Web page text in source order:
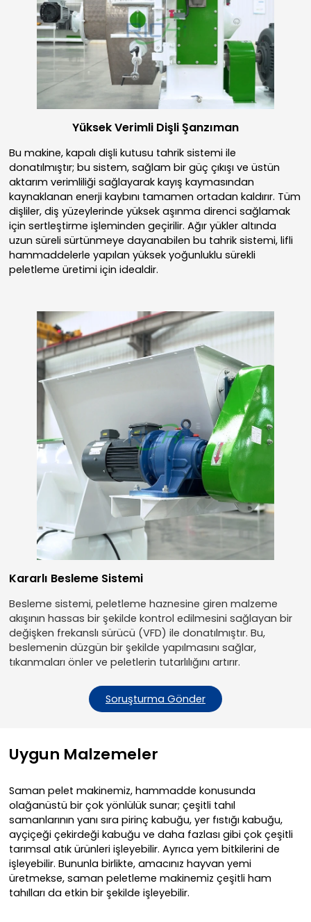
Yüksek Verimli Dişli Şanzıman
Bu makine, kapalı dişli kutusu tahrik sistemi ile
donatılmıştır; bu sistem, sağlam bir güç çıkışı ve üstün
aktarım verimliliği sağlayarak kayış kaymasından
kaynaklanan enerji kaybını tamamen ortadan kaldırır. Tüm
dişliler, diş yüzeylerinde yüksek aşınma direnci sağlamak
için sertleştirme işleminden geçirilir. Ağır yükler altında
uzun süreli sürtünmeye dayanabilen bu tahrik sistemi, lifli
hammaddelerle yapılan yüksek yoğunluklu sürekli
peletleme üretimi için idealdir.
Kararlı Besleme Sistemi
Besleme sistemi, peletleme haznesine giren malzeme
akışının hassas bir şekilde kontrol edilmesini sağlayan bir
değişken frekanslı sürücü (VFD) ile donatılmıştır. Bu,
beslemenin düzgün bir şekilde yapılmasını sağlar,
tıkanmaları önler ve peletlerin tutarlılığını artırır.
Soruşturma Gönder
Uygun Malzemeler
Saman pelet makinemiz, hammadde konusunda
olağanüstü bir çok yönlülük sunar; çeşitli tahıl
samanlarının yanı sıra pirinç kabuğu, yer fıstığı kabuğu,
ayçiçeği çekirdeği kabuğu ve daha fazlası gibi çok çeşitli
tarımsal atık ürünleri işleyebilir. Ayrıca yem bitkilerini de
işleyebilir. Bununla birlikte, amacınız hayvan yemi
üretmekse, saman peletleme makinemiz çeşitli ham
tahılları da etkin bir şekilde işleyebilir.